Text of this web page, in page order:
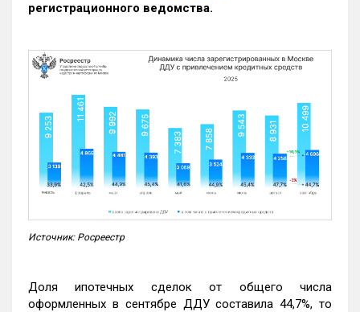
регистрационного ведомства.
Источник: Росреестр
Доля ипотечных сделок от общего числа
оформленных в сентябре ДДУ составила 44,7%, то